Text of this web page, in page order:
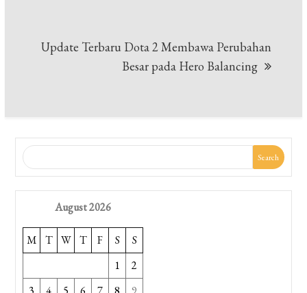
Update Terbaru Dota 2 Membawa Perubahan
Besar pada Hero Balancing
Search
August 2026
M T W T F S
S
1
2